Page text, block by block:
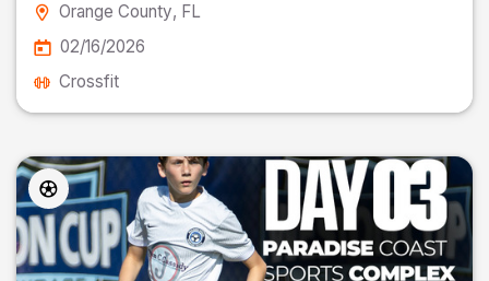
Orange County, FL
02/16/2026
Crossfit